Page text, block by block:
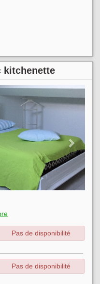
kitchenette
Next
Pas de disponibilité
Pas de disponibilité